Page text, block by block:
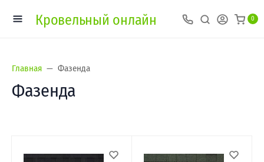
Кровельный онлайн 0
Главная Фазенда
Фазенда